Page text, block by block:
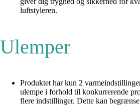
luftstyleren.
Ulemper
Produktet har kun 2
ulempe i forhold til konkurrerende
flere indstillinger. Dette kan